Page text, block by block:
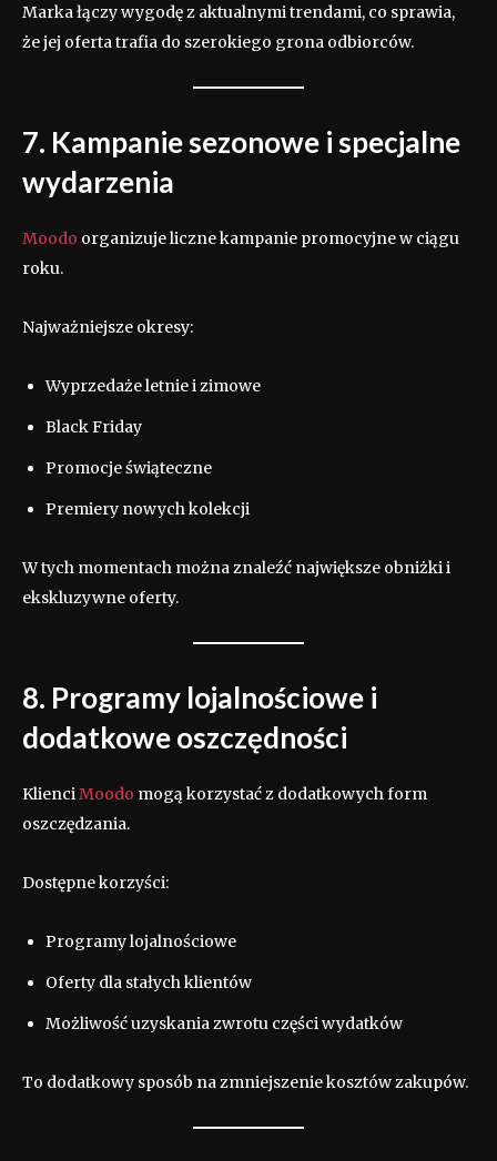
Marka łączy wygodę z aktualnymi trendami, co sprawia,
że jej oferta trafia do szerokiego grona odbiorców.
7. Kampanie sezonowe i specjalne
wydarzenia
Moodo organizuje liczne kampanie promocyjne w ciągu
roku.
Najważniejsze okresy:
Wyprzedaże letnie i zimowe
Black Friday
Promocje świąteczne
Premiery nowych kolekcji
W tych momentach można znaleźć największe obniżki i
ekskluzywne oferty.
8. Programy lojalnościowe i
dodatkowe oszczędności
KlienciMoodo mogą korzystać z dodatkowych form
oszczędzania.
Dostępne korzyści:
Programy lojalnościowe
Oferty dla stałych klientów
Możliwość uzyskania zwrotu części wydatków
To dodatkowy sposób na zmniejszenie kosztów zakupów.